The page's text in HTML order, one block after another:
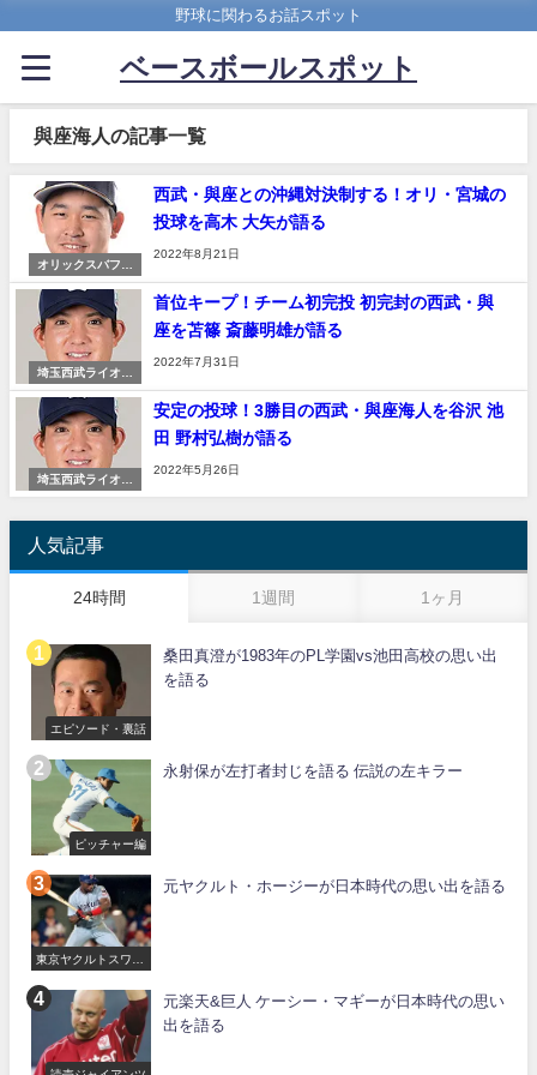
野球に関わるお話スポット
ベースボールスポット
與座海人の記事一覧
オリックスバファ
ローズ
西武・與座との沖縄対決制する！オリ・宮城の
投球を高木 大矢が語る
2022年8月21日
埼玉西武ライオン
ズ
首位キープ！チーム初完投 初完封の西武・與
座を苫篠 斎藤明雄が語る
2022年7月31日
埼玉西武ライオン
ズ
安定の投球！3勝目の西武・與座海人を谷沢 池
田 野村弘樹が語る
2022年5月26日
人気記事
24時間 1週間 1ヶ月
エピソード・裏話
桑田真澄が1983年のPL学園vs池田高校の思い出
を語る
ピッチャー編
永射保が左打者封じを語る 伝説の左キラー
東京ヤクルトスワロ
元ヤクルト・ホージーが日本時代の思い出を語る
元楽天&巨人 ケーシー・マギーが日本時代の思い
出を語る